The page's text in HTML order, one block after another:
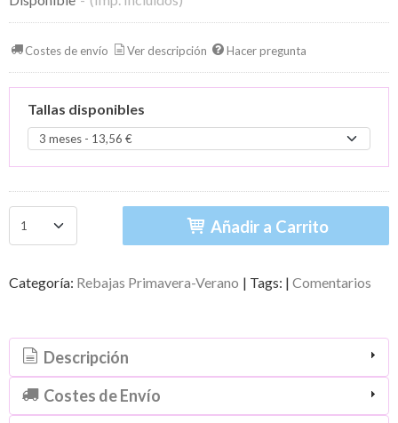
Costes de envío Ver descripción Hacer pregunta
Tallas disponibles
Añadir a Carrito
Categoría: Rebajas Primavera-Verano | Tags: | Comentarios
Descripción
Costes de Envío